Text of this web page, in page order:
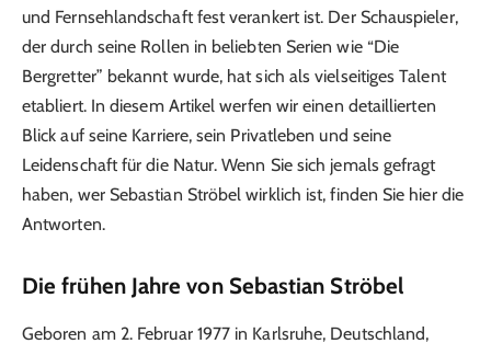
und Fernsehlandschaft fest verankert ist. Der Schauspieler,
der durch seine Rollen in beliebten Serien wie “Die
Bergretter” bekannt wurde, hat sich als vielseitiges Talent
etabliert. In diesem Artikel werfen wir einen detaillierten
Blick auf seine Karriere, sein Privatleben und seine
Leidenschaft für die Natur. Wenn Sie sich jemals gefragt
haben, wer Sebastian Ströbel wirklich ist, finden Sie hier die
Antworten.
Die frühen Jahre von Sebastian Ströbel
Geboren am 2. Februar 1977 in Karlsruhe, Deutschland,